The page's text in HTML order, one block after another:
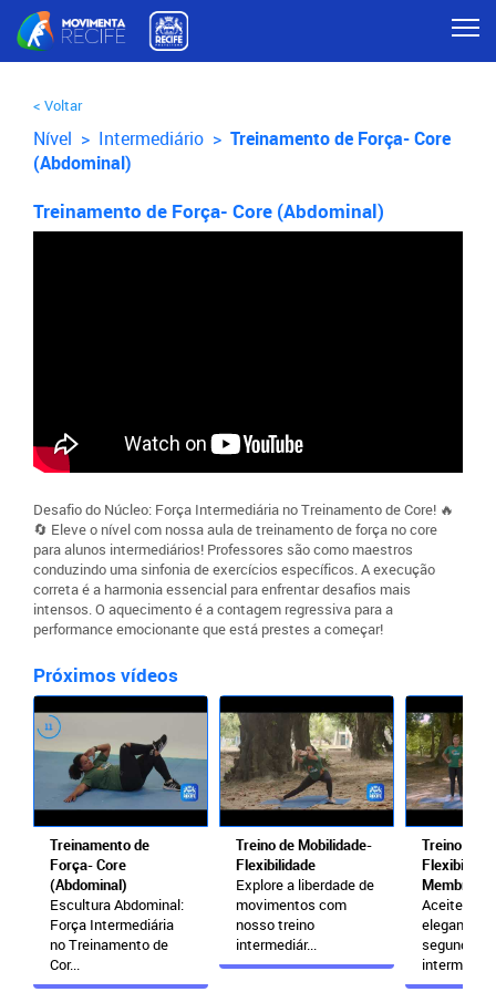
< Voltar
Nível > Intermediário > Treinamento de Força- Core
(Abdominal)
Treinamento de Força- Core (Abdominal)
Desafio do Núcleo: Força Intermediária no Treinamento de Core! 🔥
🔄 Eleve o nível com nossa aula de treinamento de força no core
para alunos intermediários! Professores são como maestros
conduzindo uma sinfonia de exercícios específicos. A execução
correta é a harmonia essencial para enfrentar desafios mais
intensos. O aquecimento é a contagem regressiva para a
performance emocionante que está prestes a começar!
Próximos vídeos
Treinamento de
Força- Core
(Abdominal)
Escultura Abdominal:
Força Intermediária
no Treinamento de
Cor...
Treino de Mobilidade-
Flexibilidade
Explore a liberdade de
movimentos com
nosso treino
intermediár...
Treino de
Membros
Aceite o
elegante
segunda